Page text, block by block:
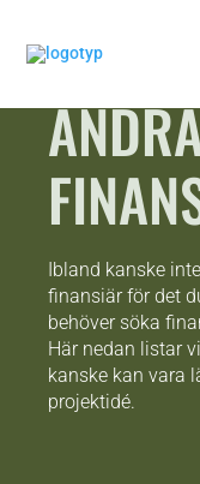
Ibland kanske
finansiär för det
behöver söka
Här nedan listar
kanske kan vara
projektidé.